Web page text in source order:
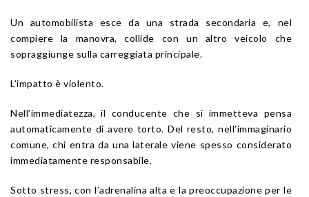
Un automobilista esce da una strada secondaria e, nel
compiere la manovra, collide con un altro veicolo che
sopraggiunge sulla carreggiata principale.
L’impatto è violento.
Nell’immediatezza, il conducente che si immetteva pensa
automaticamente di avere torto. Del resto, nell’immaginario
comune, chi entra da una laterale viene spesso considerato
immediatamente responsabile.
Sotto stress, con l’adrenalina alta e la preoccupazione per le